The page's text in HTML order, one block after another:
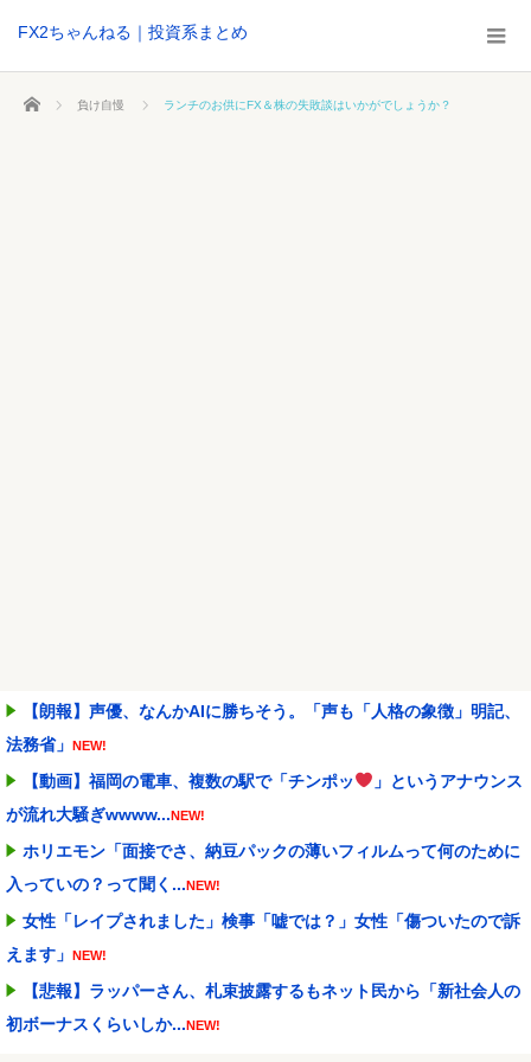
FX2ちゃんねる｜投資系まとめ
ホーム 負け自慢 ランチのお供にFX＆株の失敗談はいかがでしょうか？
【朗報】声優、なんかAIに勝ちそう。「声も「人格の象徴」明記、
法務省」 NEW!
【動画】福岡の電車、複数の駅で「チンポッ
」というアナウンス
が流れ大騒ぎwwww...NEW!
ホリエモン「面接でさ、納豆パックの薄いフィルムって何のために
入っていの？って聞く...NEW!
女性「レイプされました」検事「嘘では？」女性「傷ついたので訴
えます」 NEW!
【悲報】ラッパーさん、札束披露するもネット民から「新社会人の
初ボーナスくらいしか...NEW!